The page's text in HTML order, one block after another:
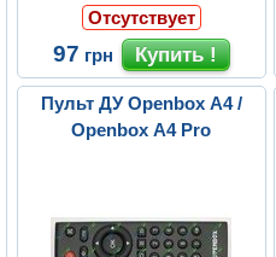
Отсутствует
97 грн
Пульт ДУ Openbox A4 /
Openbox A4 Pro